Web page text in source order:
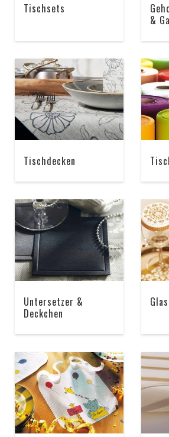
Tischsets
&
Tischdecken
Untersetzer &
Deckchen